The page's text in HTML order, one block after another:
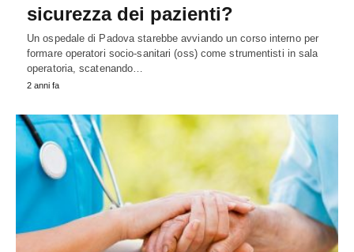
sicurezza dei pazienti?
Un ospedale di Padova starebbe avviando un corso interno per
formare operatori socio-sanitari (oss) come strumentisti in sala
operatoria, scatenando…
2 anni fa